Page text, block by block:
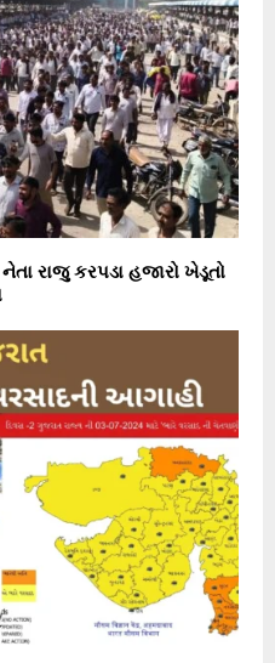
નેતા રાજુ કરપડા હજારો ખેડૂતો